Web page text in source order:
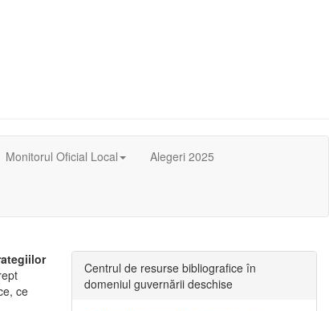
Monitorul Oficial Local Alegeri 2025
ce
Centrul de resurse bibliografice în
domeniul guvernării deschise